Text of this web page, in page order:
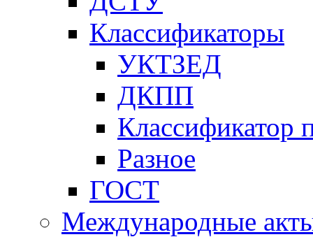
Классификаторы
УКТЗЕД
ДКПП
Классификатор
Разное
ГОСТ
Международные